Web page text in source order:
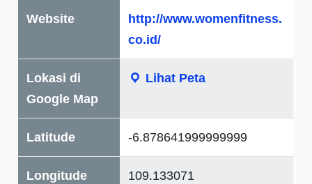
Website
http://www.womenfitness.
co.id/
Lokasi di
Google Map
Lihat Peta
Latitude -6.878641999999999
Longitude 109.133071